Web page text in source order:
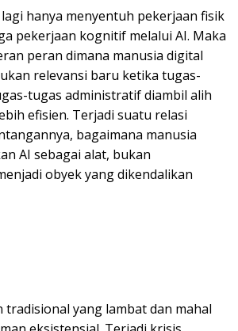
hanya menyentuh pekerjaan fisik
pekerjaan kognitif melalui AI. Maka
peran dimana manusia digital
relevansi baru ketika tugas-
tugas administratif diambil alih
efisien. Terjadi suatu relasi
bagaimana manusia
AI sebagai alat, bukan
obyek yang dikendalikan
tradisional yang lambat dan mahal